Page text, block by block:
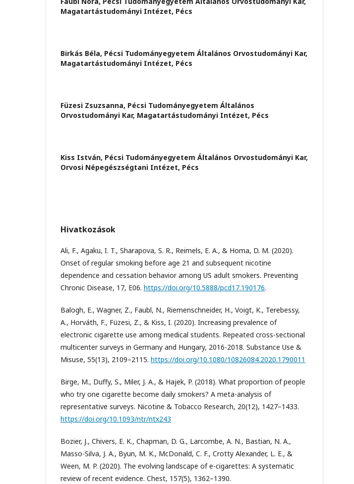
Magatartástudományi Intézet, Pécs
Birkás Béla, Pécsi Tudományegyetem Általános Orvostudományi Kar,
Magatartástudományi Intézet, Pécs
Füzesi Zsuzsanna, Pécsi Tudományegyetem Általános
Orvostudományi Kar, Magatartástudományi Intézet, Pécs
Kiss István, Pécsi Tudományegyetem Általános Orvostudományi Kar,
Orvosi Népegészségtani Intézet, Pécs
Hivatkozások
Ali, F., Agaku, I. T., Sharapova, S. R., Reimels, E. A., & Homa, D. M. (2020).
Onset of regular smoking before age 21 and subsequent nicotine
dependence and cessation behavior among US adult smokers. Preventing
Chronic Disease, 17, E06. https://doi.org/10.5888/pcd17.190176.
Balogh, E., Wagner, Z., Faubl, N., Riemenschneider, H., Voigt, K., Terebessy,
A., Horváth, F., Füzesi, Z., & Kiss, I. (2020). Increasing prevalence of
electronic cigarette use among medical students. Repeated cross-sectional
multicenter surveys in Germany and Hungary, 2016-2018. Substance Use &
Misuse, 55(13), 2109–2115. https://doi.org/10.1080/10826084.2020.1790011
Birge, M., Duffy, S., Miler, J. A., & Hajek, P. (2018). What proportion of people
who try one cigarette become daily smokers? A meta-analysis of
representative surveys. Nicotine & Tobacco Research, 20(12), 1427–1433.
https://doi.org/10.1093/ntr/ntx243
Bozier, J., Chivers, E. K., Chapman, D. G., Larcombe, A. N., Bastian, N. A.,
Masso-Silva, J. A., Byun, M. K., McDonald, C. F., Crotty Alexander, L. E., &
Ween, M. P. (2020). The evolving landscape of e-cigarettes: A systematic
review of recent evidence. Chest, 157(5), 1362–1390.